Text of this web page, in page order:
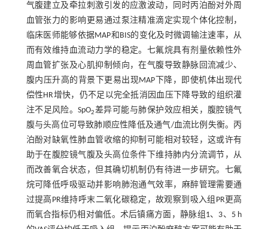
气腹建立及牵拉刺激引发的应激波动，同时丙泊酚对外周
血管张力的影响更易通过泵注精准滴定实现个体化控制，
临床医师能够依据MAP和BIS的变化及时微调输注速率，从
而有效维持血流动力学的稳定。七氟烷具有剂量依赖性外
周血管扩张及心肌抑制倾向，在气腹导致静脉回流减少、
腹内压升高的背景下更易出现MAP下降，即使机体出现代
偿性HR增快，仍不足以完全抵消因血压下降导致的组织灌
注不足风险。SpO2差异可能与肺保护效应相关，腹腔镜气
腹与头高位可导致肺顺应性降低及通气/血流比例失衡。丙
泊酚对缺氧性肺血管收缩的抑制可能相对较轻，这或许有
助于在腹腔镜气腹及头高位条件下维持肺内分流调节，从
而改善氧合状态，但其确切机制仍有待进一步研究。七氟
烷可降低呼吸驱动并影响肺泡通气效率，麻醉管理需要通
过提高PR维持呼末二氧化碳稳定，故观察到吸入组PR更高
而氧合指标仍相对偏低。术后镇痛方面，静脉组1、3、5 h